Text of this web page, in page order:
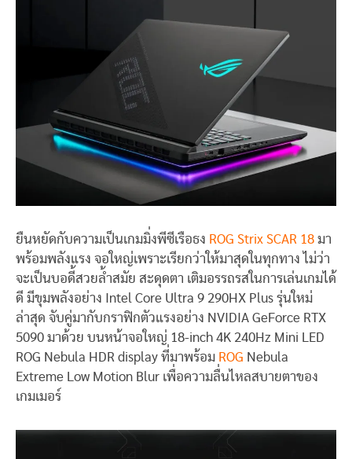
ยืนหยัดกับความเป็นเกมมิ่งพีซีเรือธง ROG Strix SCAR 18 มา
พร้อมพลังแรง จอใหญ่เพราะเรียกว่าให้มาสุดในทุกทาง ไม่ว่า
จะเป็นบอดี้สวยล้ำสมัย สะดุดตา เติมอรรถรสในการเล่นเกมได้
ดี มีขุมพลังอย่าง Intel Core Ultra 9 290HX Plus รุ่นใหม่
ล่าสุด จับคู่มากับกราฟิกตัวแรงอย่าง NVIDIA GeForce RTX
5090 มาด้วย บนหน้าจอใหญ่ 18-inch 4K 240Hz Mini LED
ROG Nebula HDR display ที่มาพร้อม ROG Nebula
Extreme Low Motion Blur เพื่อความลื่นไหลสบายตาของ
เกมเมอร์